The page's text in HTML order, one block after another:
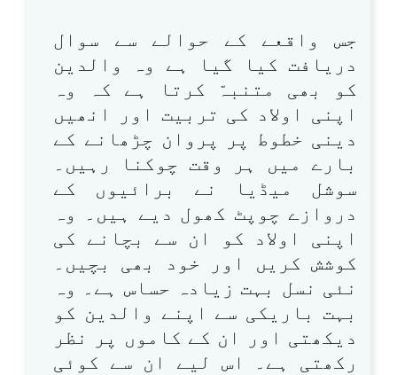
جس واقعے کے حوالے سے سوال
دریافت کیا گیا ہے وہ والدین
کو بھی متنبہّ کرتا ہے کہ وہ
اپنی اولاد کی تربیت اور انھیں
دینی خطوط پر پروان چڑھانے کے
بارے میں ہر وقت چوکنا رہیں۔
سوشل میڈیا نے برائیوں کے
دروازے چوپٹ کھول دیے ہیں۔ وہ
اپنی اولاد کو ان سے بچانے کی
کوشش کریں اور خود بھی بچیں۔
نئی نسل بہت زیادہ حساس ہے۔ وہ
بہت باریکی سے اپنے والدین کو
دیکھتی اور ان کے کاموں پر نظر
رکھتی ہے۔ اس لیے ان سے کوئی